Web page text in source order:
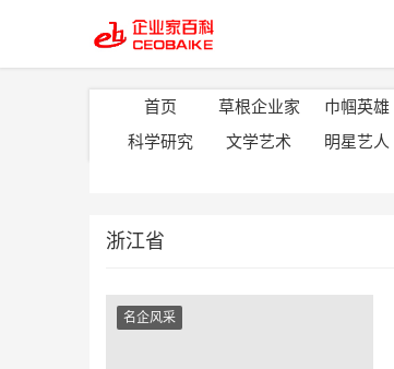
首页 草根企业家 巾帼英雄
科学研究
文学艺术 明星艺人
浙江省
名企风采